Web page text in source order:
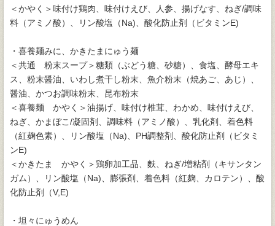
＜かやく＞味付け鶏肉、味付けえび、人参、揚げなす、ねぎ/調味
料（アミノ酸）、リン酸塩（Na)、酸化防止剤（ビタミンE)
・喜養麺みに、かきたまにゅう麺
＜共通 粉末スープ＞糖類（ぶどう糖、砂糖）、食塩、酵母エキ
ス、粉末醤油、いわし煮干し粉末、魚介粉末（焼あご、あじ）、
醤油、かつお調味粉末、昆布粉末
＜喜養麺 かやく＞油揚げ、味付け椎茸、わかめ、味付けえび、
ねぎ、かまぼこ/凝固剤、調味料（アミノ酸）、乳化剤、着色料
（紅麹色素）、リン酸塩（Na)、PH調整剤、酸化防止剤（ビタミ
ンE)
＜かきたま かやく＞鶏卵加工品、麩、ねぎ/増粘剤（キサンタン
ガム）、リン酸塩（Na)、膨張剤、着色料（紅麹、カロテン）、酸
化防止剤（V,E)
・坦々にゅうめん